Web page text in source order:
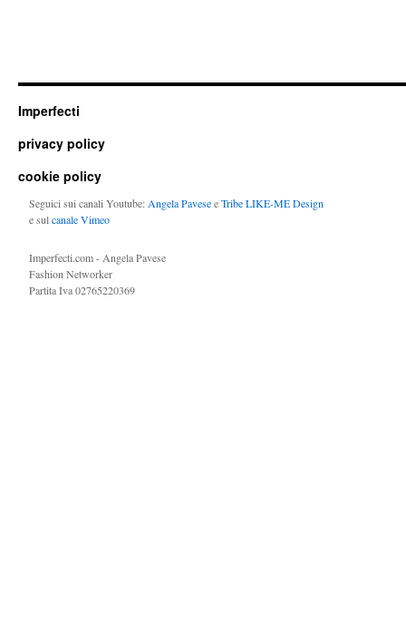
Imperfecti
privacy policy
cookie policy
Seguici sui canali Youtube: Angela PaveseeTribe LIKE-ME Design
e sulcanale Vimeo
Imperfecti.com - Angela Pavese
Fashion Networker
Partita Iva 02765220369